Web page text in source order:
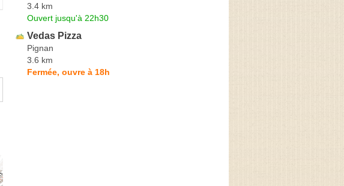
3.4 km
Ouvert jusqu'à 22h30
Vedas Pizza
Pignan
3.6 km
Fermée, ouvre à 18h